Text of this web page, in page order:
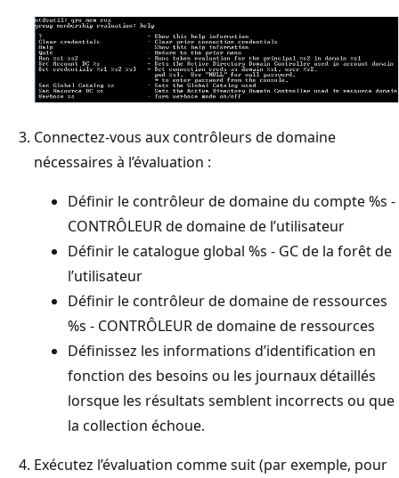
Connectez-vous aux contrôleurs de domaine
nécessaires à l’évaluation :
Définir le contrôleur de domaine du compte %s -
CONTRÔLEUR de domaine de l’utilisateur
Définir le catalogue global %s - GC de la forêt de
l’utilisateur
Définir le contrôleur de domaine de ressources
%s - CONTRÔLEUR de domaine de ressources
Définissez les informations d’identification en
fonction des besoins ou les journaux détaillés
lorsque les résultats semblent incorrects ou que
la collection échoue.
Exécutez l’évaluation comme suit (par exemple, pour